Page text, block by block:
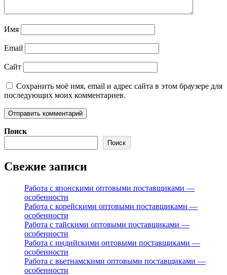
Имя
Email
Сайт
Сохранить моё имя, email и адрес сайта в этом браузере для
последующих моих комментариев.
Поиск
Поиск
Свежие записи
Работа с японскими оптовыми поставщиками —
особенности
Работа с корейскими оптовыми поставщиками —
особенности
Работа с тайскими оптовыми поставщиками —
особенности
Работа с индийскими оптовыми поставщиками —
особенности
Работа с вьетнамскими оптовыми поставщиками —
особенности